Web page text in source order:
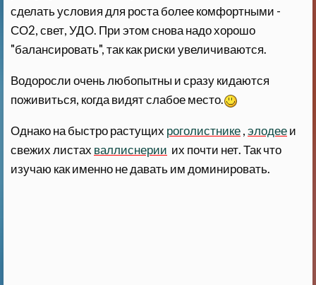
сделать условия для роста более комфортными -
СО2, свет, УДО. При этом снова надо хорошо
"балансировать", так как риски увеличиваются.
Водоросли очень любопытны и сразу кидаются
поживиться, когда видят слабое место.
Однако на быстро растущих роголистнике,элодееи
свежих листах валлиснерии их почти нет. Так что
изучаю как именно не давать им доминировать.